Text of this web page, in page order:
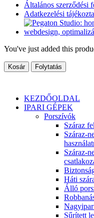
Általános szerződési
Adatkezelési
You've just added this
Kosár Folytatás
KEZDŐOLDAL
IPARI GÉPEK
Porszívók
Száraz
Száraz-
Száraz-
Háti
Álló
Sűrített